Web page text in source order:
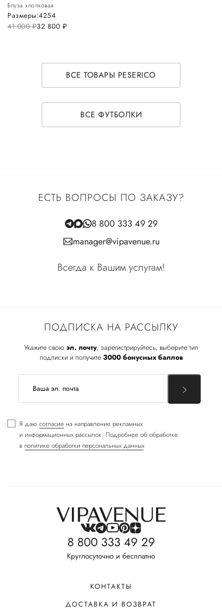
Блуза хлопковая
41 000руб.32 800 руб.
Размеры:4254
ВСЕ ТОВАРЫ PESERICO
ВСЕ ФУТБОЛКИ
ПОДПИСКА НА РАССЫЛКУ
Укажите свою эл. почту, зарегистрируйтесь, выберите тип
подписки и получите 3000 бонусных баллов
Я даю согласие на направление рекламных
и информационных рассылок. Подробнее об обработке
в политике обработки персональных данных
ЕСТЬ ВОПРОСЫ ПО ЗАКАЗУ?
8 800 333 49 29
manager@vipavenue.ru
Всегда к Вашим услугам!
8 800 333 49 29
Круглосуточно и бесплатно
КОНТАКТЫ
ДОСТАВКА И ВОЗВРАТ